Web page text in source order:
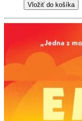
Vložiť do košíka